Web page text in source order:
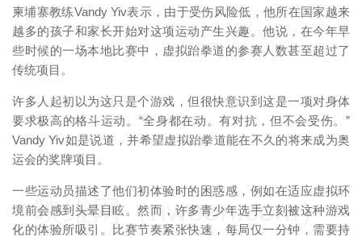
柬埔寨教练Vandy Yiv表示，由于受伤风险低，他所在国家越来
越多的孩子和家长开始对这项运动产生兴趣。他说，在今年早
些时候的一场本地比赛中，虚拟跆拳道的参赛人数甚至超过了
传统项目。
许多人起初以为这只是个游戏，但很快意识到这是一项对身体
要求极高的格斗运动。“全身都在动。有对抗，但不会受伤。”
Vandy Yiv如是说道，并希望虚拟跆拳道能在不久的将来成为奥
运会的奖牌项目。
一些运动员描述了他们初体验时的困惑感，例如在适应虚拟环
境前会感到头晕目眩。然而，许多青少年选手立刻被这种游戏
化的体验所吸引。比赛节奏紧张快速，每局仅一分钟，需要持
映维网（nweon.com）